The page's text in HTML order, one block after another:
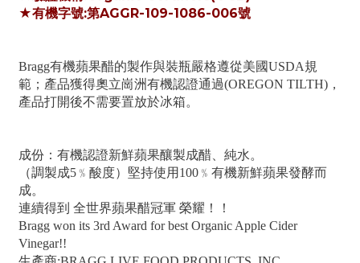
★有機字號:第AGGR-109-1086-006號
Bragg有機蘋果醋的製作與裝瓶嚴格遵從美國USDA規
範；產品獲得奧立崗洲有機認證通過(OREGON TILTH)，
產品打開後不需要置放於冰箱。
成份：有機認證新鮮蘋果釀製成醋、純水。
（調製成5﹪酸度）堅持使用100﹪有機新鮮蘋果發酵而
成。
連續得到 全世界蘋果醋冠軍 榮耀！！
Bragg won its 3rd Award for best Organic Apple Cider
Vinegar!!